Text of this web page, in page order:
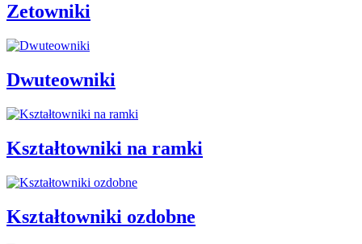
Zetowniki
Dwuteowniki
Kształtowniki na ramki
Kształtowniki ozdobne